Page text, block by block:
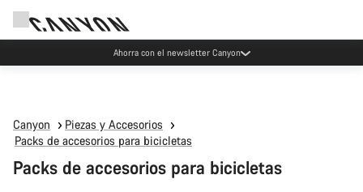
Eventos Canyon
Canyon
Piezas y Accesorios
Packs de accesorios para bicicletas
Packs de accesorios para bicicletas